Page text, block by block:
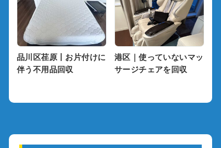
品川区荏原丨お片付けに
伴う不用品回収
港区｜使っていないマッ
サージチェアを回収